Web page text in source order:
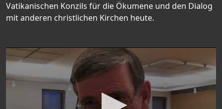
Vatikanischen Konzils für die Ökumene und den Dialog
mit anderen christlichen Kirchen heute.